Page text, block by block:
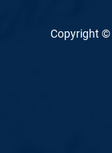
Copyright ©